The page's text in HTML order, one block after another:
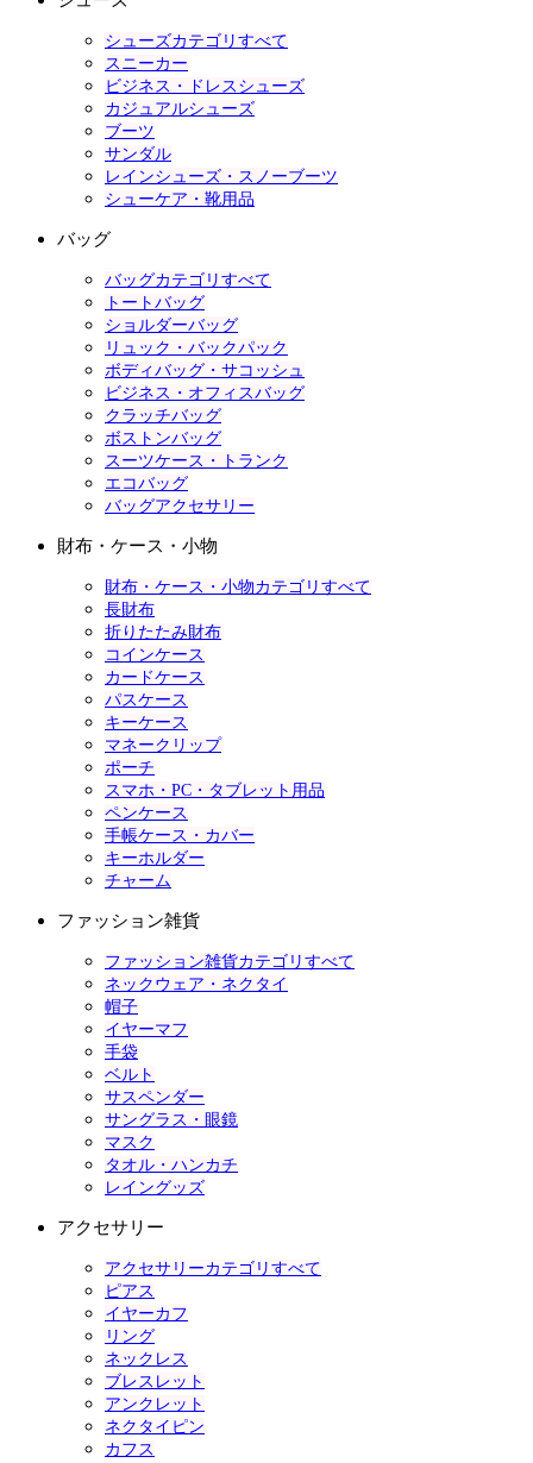
シューズカテゴリすべて
スニーカー
ビジネス・ドレスシューズ
カジュアルシューズ
ブーツ
サンダル
レインシューズ・スノーブーツ
シューケア・靴用品
バッグ
バッグカテゴリすべて
トートバッグ
ショルダーバッグ
リュック・バックパック
ボディバッグ・サコッシュ
ビジネス・オフィスバッグ
クラッチバッグ
ボストンバッグ
スーツケース・トランク
エコバッグ
バッグアクセサリー
財布・ケース・小物
財布・ケース・小物カテゴリすべて
長財布
折りたたみ財布
コインケース
カードケース
パスケース
キーケース
マネークリップ
ポーチ
スマホ・PC・タブレット用品
ペンケース
手帳ケース・カバー
キーホルダー
チャーム
ファッション雑貨
ファッション雑貨カテゴリすべて
ネックウェア・ネクタイ
帽子
イヤーマフ
手袋
ベルト
サスペンダー
サングラス・眼鏡
マスク
タオル・ハンカチ
レイングッズ
アクセサリー
アクセサリーカテゴリすべて
ピアス
イヤーカフ
リング
ネックレス
ブレスレット
アンクレット
ネクタイピン
カフス